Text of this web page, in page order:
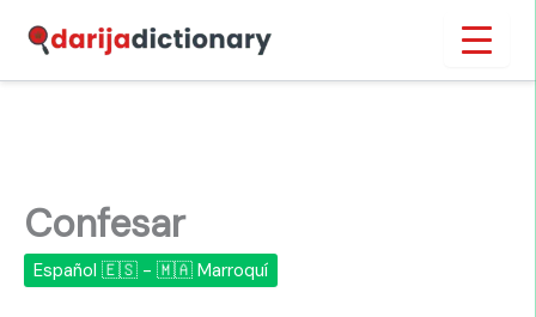
contenido
Confesar
Español 🇪🇸 - 🇲🇦 Marroquí